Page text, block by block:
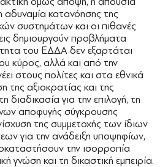
αδυναμία κατανόησης της
συστημάτων και οι πιθανές
δημιουργούν προβλήματα
του ΕΔΔΑ δεν εξαρτάται
κύρος, αλλά και από την
στους πολίτες και στα εθνικά
της αξιοκρατίας και της
διαδικασία για την επιλογή, τη
αποφυγής σύγκρουσης
της συμμετοχής των ίδιων
για την ανάδειξη υποψηφίων,
την ισορροπία
γνώση και τη δικαστική εμπειρία.